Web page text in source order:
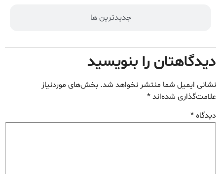
جدیدترین ها
دیدگاهتان را بنویسید
نشانی ایمیل شما منتشر نخواهد شد. بخش‌های موردنیاز
علامت‌گذاری شده‌اند*
دیدگاه*